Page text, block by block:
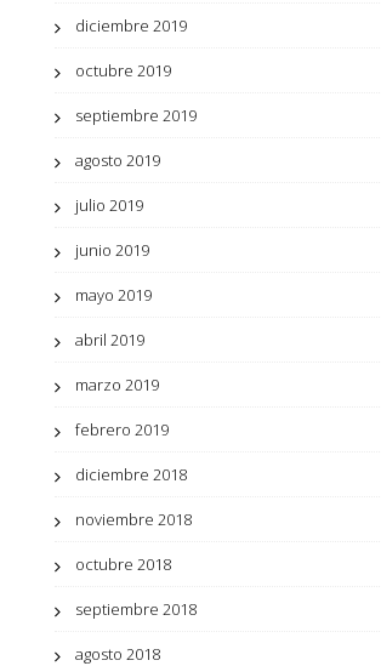
diciembre 2019
octubre 2019
septiembre 2019
agosto 2019
julio 2019
junio 2019
mayo 2019
abril 2019
marzo 2019
febrero 2019
diciembre 2018
noviembre 2018
octubre 2018
septiembre 2018
agosto 2018